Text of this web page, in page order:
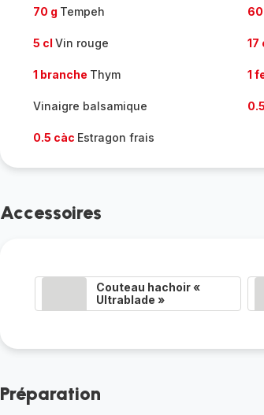
70 g Tempeh 60
5 cl Vin rouge 17
1 branche Thym 1
Vinaigre balsamique
0.5 càc Estragon frais
Accessoires
Couteau hachoir «
Ultrablade »
Préparation